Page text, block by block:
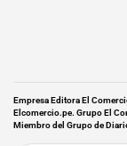
Empresa Editora El
Elcomercio.pe. Grupo El
Miembro del Grupo de